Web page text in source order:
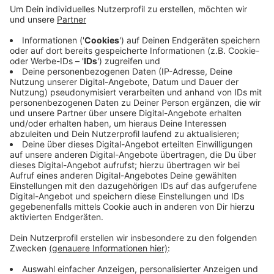
Anzeige
Laut aktuellen Zahlen der NRW-Landesstatistiker gab
es im Kreis Viersen einen Rückgang um 5,5 Prozent. In
Krefeld waren es sogar 15 Prozent weniger. Wir liegen
damit deutlich über dem landesweiten Durchschnitt.
Insgesamt wurden bei uns 830 Wohnungen gebaut. Im
Gegensatz dazu ist die Zahl der fertiggestellten Ein-
und Zweifamilienhäuser zum Teil deutlich gestiegen.
Anzeige
Anzeige